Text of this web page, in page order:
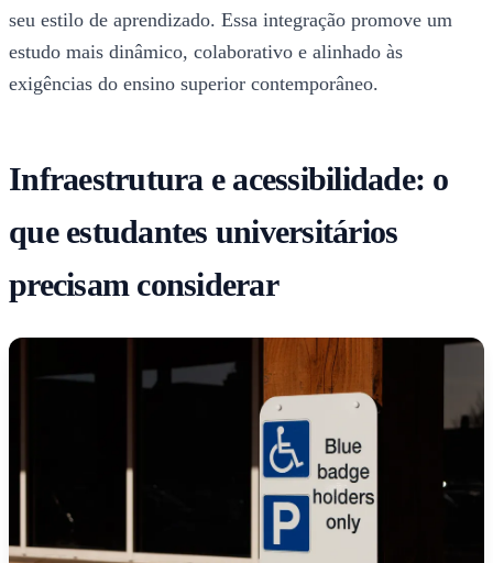
seu estilo de aprendizado. Essa integração promove um
estudo mais dinâmico, colaborativo e alinhado às
exigências do ensino superior contemporâneo.
Infraestrutura e acessibilidade: o
que estudantes universitários
precisam considerar